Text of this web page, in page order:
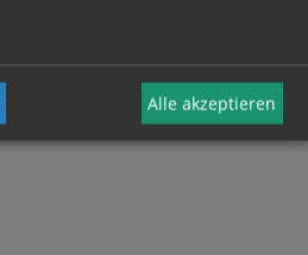
Alle akzeptieren